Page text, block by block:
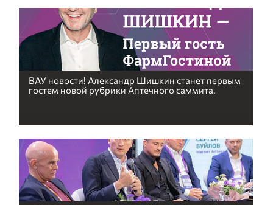
ВАУ новости! Александр Шишкин станет первым
гостем новой рубрики Аптечного саммита.